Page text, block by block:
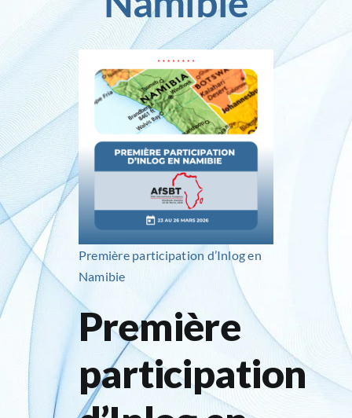
Inlog recrute
Contact
Première participation d’Inlog en
Namibie
Première
participation